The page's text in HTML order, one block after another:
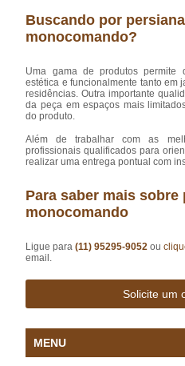
Buscando por
monocomando?
Uma gama de produtos permite
estética e funcionalmente tanto em
residências. Outra importante
da peça em espaços mais
do produto.
Além de trabalhar com as
profissionais qualificados para
realizar uma entrega pontual com
Para saber mais
monocomando
Ligue para(11) 95295-9052ou
email.
Solicite um
MENU